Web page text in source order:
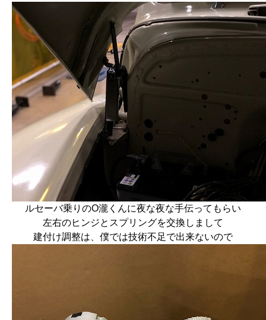
ルセーバ乗りのO瀧くんに夜な夜な手伝ってもらい
左右のヒンジとスプリングを交換しまして
建付け調整は、僕では技術不足で出来ないので